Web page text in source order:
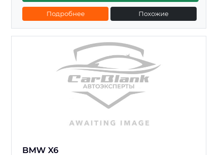
Подробнее Похожие
BMW X6